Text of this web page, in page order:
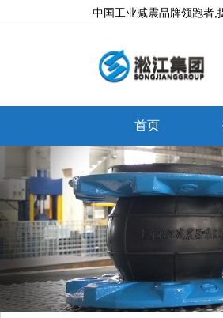
中国工业减震品牌领跑者,提
首页